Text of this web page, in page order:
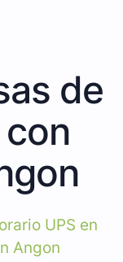
de
UPS en
Angon